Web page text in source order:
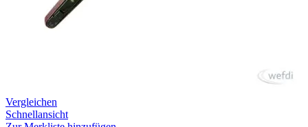
Vergleichen
Schnellansicht